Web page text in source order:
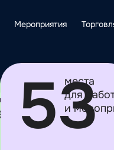
Мероприятия
53
места
для
и